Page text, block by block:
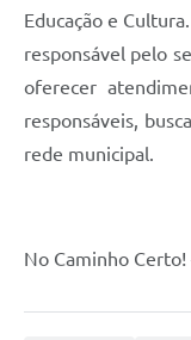
Educação e
responsável pelo
oferecer
responsáveis,
rede municipal.
No Caminho